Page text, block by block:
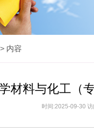
> 内容
材料与化工（
时间:2025-09-30